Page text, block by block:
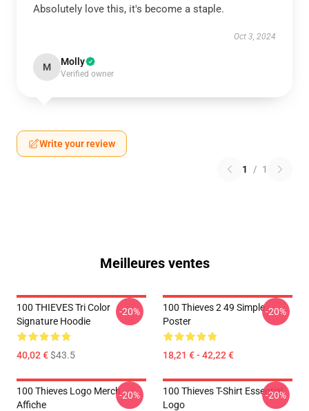
Absolutely love this, it's become a staple.
Oct 3, 2024
M Molly
Verified owner
Write your review
1 / 1
Meilleures ventes
100 THIEVES Tri Color
Signature Hoodie
40,02 €$43.5
-20%
100 Thieves 2 49 Simple
Poster
18,21 € - 42,22 €
-20%
100 Thieves Logo Merch
Affiche
-20%
100 Thieves T-Shirt Essentiel
Logo
-20%